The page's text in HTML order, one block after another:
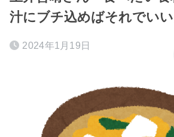
汁にブチ込めばそれでいい
2024年1月19日